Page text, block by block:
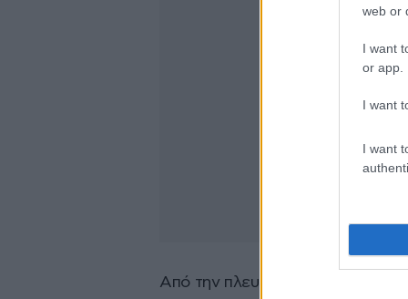
web or
I want
or app.
I want
I want
Από την πλευρά του, ο Νικόλ